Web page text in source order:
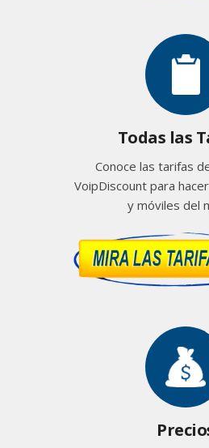
Todas las
Conoce las tarifas
VoipDiscount para
y móviles del